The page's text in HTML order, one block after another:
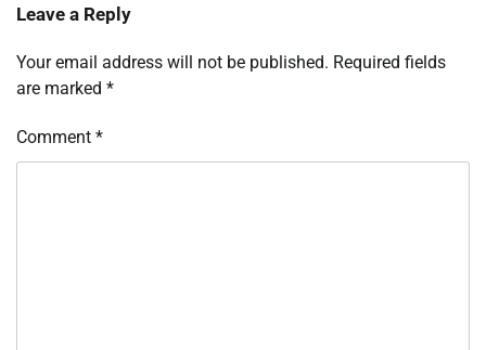
Leave a Reply
Your email address will not be published. Required fields
are marked *
Comment *